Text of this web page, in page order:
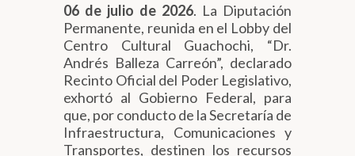
06 de julio de 2026. La Diputación
Permanente, reunida en el Lobby del
Centro Cultural Guachochi, “Dr.
Andrés Balleza Carreón”, declarado
Recinto Oficial del Poder Legislativo,
exhortó al Gobierno Federal, para
que, por conducto de la Secretaría de
Infraestructura, Comunicaciones y
Transportes, destinen los recursos